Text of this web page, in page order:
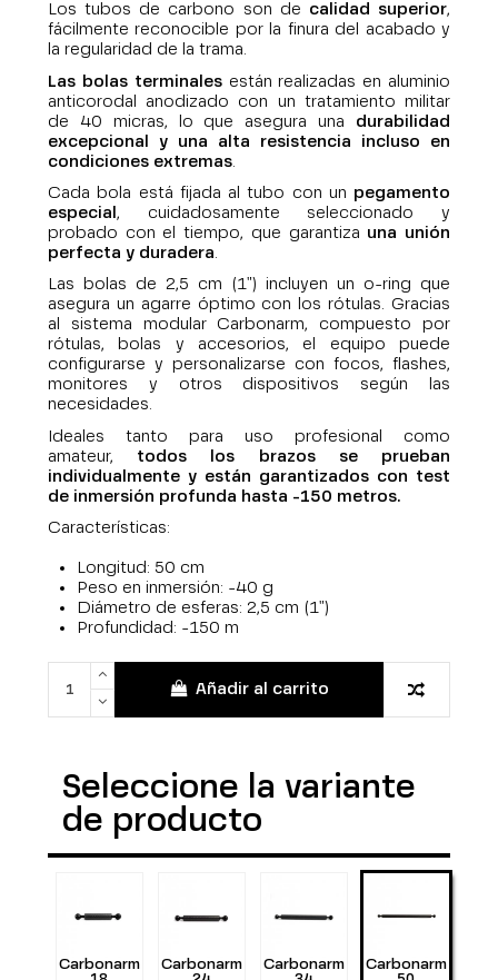
Los tubos de carbono son de calidad superior,
fácilmente reconocible por la finura del acabado y
la regularidad de la trama.
Las bolas terminalesestán realizadas en aluminio
anticorodal anodizado con un tratamiento militar
de 40 micras, lo que asegura una durabilidad
excepcional y una alta resistencia incluso en
condiciones extremas
Cada bola está fijada al tubo con un pegamento
especial , cuidadosamente seleccionado y
probado con el tiempo, que garantiza una unión
perfecta y duradera
Las bolas de 2,5 cm (1") incluyen un o-ring que
asegura un agarre óptimo con los rótulas. Gracias
al sistema modular Carbonarm, compuesto por
rótulas, bolas y accesorios, el equipo puede
configurarse y personalizarse con focos, flashes,
monitores y otros dispositivos según las
necesidades.
Ideales tanto para uso profesional como
amateur, todos los brazos se prueban
individualmente y están garantizados con test
de inmersión profunda hasta -150 metros.
Características:
Longitud: 50 cm
Peso en inmersión: -40 g
Diámetro de esferas: 2,5 cm (1")
Profundidad: -150 m
Añadir al carrito
Seleccione la variante
de producto
Carbonarm
Carbonarm
Carbonarm
Carbonarm